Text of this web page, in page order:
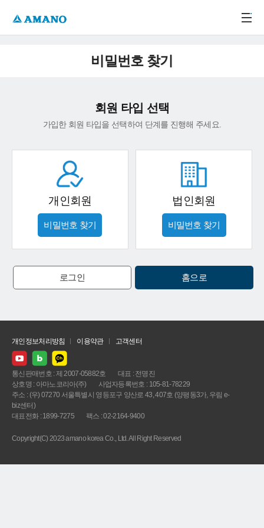
비밀번호 찾기
회원 타입 선택
가입한 회원 타입을 선택하여 단계를 진행해 주세요.
개인회원
비밀번호 찾기
법인회원
비밀번호 찾기
로그인 홈으로
개인정보처리방침 이용약관 고객센터
통신판매번호 : 제 2007-05882호
대표 : 전명진
상호명 : 아마노코리아(주)
사업자등록번호 : 105-81-78229
주소 : (우) 07270 서울특별시 영등포구 양산로 43, 407호 (양평동3가, 우림 e-
biz센터)
대표전화 : 1899-7275
팩스 : 02-2164-9400
Copyright(C) 2023 amano korea Co., Ltd. All Right Reserved